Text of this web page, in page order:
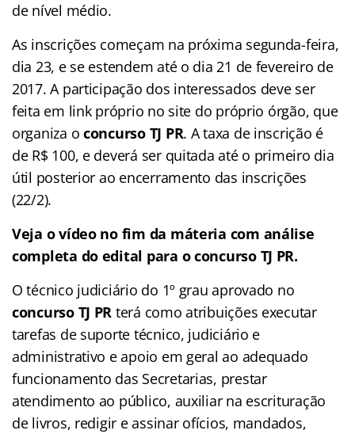
de nível médio.
As inscrições começam na próxima segunda-feira,
dia 23, e se estendem até o dia 21 de fevereiro de
2017. A participação dos interessados deve ser
feita em link próprio no site do próprio órgão, que
organiza oconcurso TJ PR. A taxa de inscrição é
de R$ 100, e deverá ser quitada até o primeiro dia
útil posterior ao encerramento das inscrições
(22/2).
Veja o vídeo no fim da máteria com análise
completa do edital para o concurso TJ PR.
O técnico judiciário do 1º grau aprovado no
concurso TJ PR terá como atribuições executar
tarefas de suporte técnico, judiciário e
administrativo e apoio em geral ao adequado
funcionamento das Secretarias, prestar
atendimento ao público, auxiliar na escrituração
de livros, redigir e assinar ofícios, mandados,